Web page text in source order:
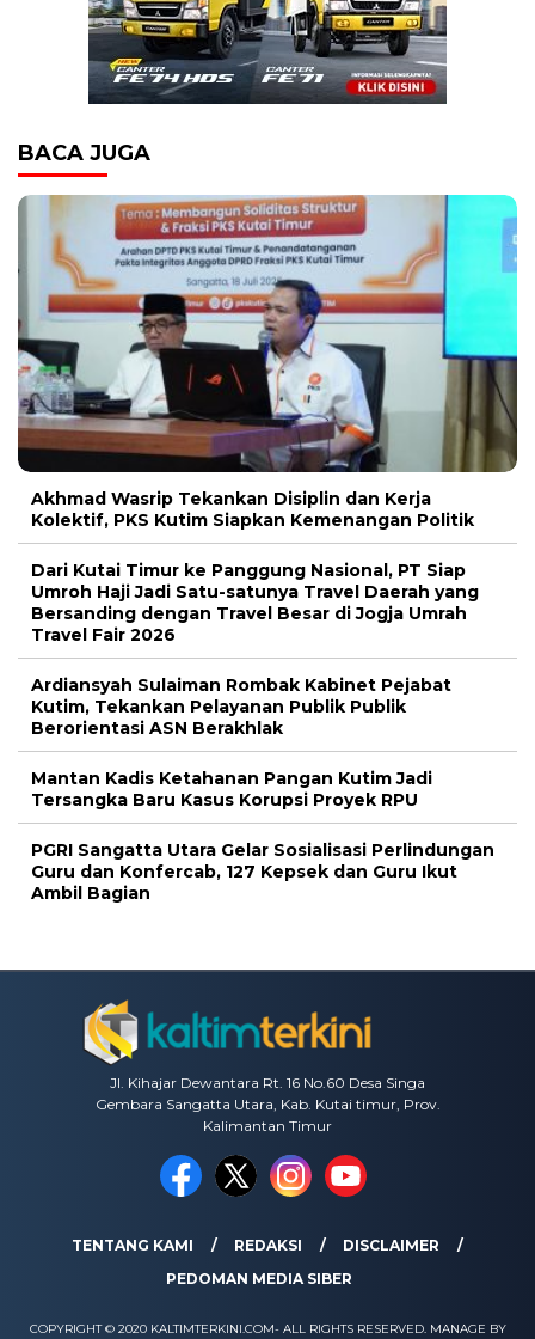
BACA JUGA
Akhmad Wasrip Tekankan Disiplin dan Kerja
Kolektif, PKS Kutim Siapkan Kemenangan Politik
Dari Kutai Timur ke Panggung Nasional, PT Siap
Umroh Haji Jadi Satu-satunya Travel Daerah yang
Bersanding dengan Travel Besar di Jogja Umrah
Travel Fair 2026
Ardiansyah Sulaiman Rombak Kabinet Pejabat
Kutim, Tekankan Pelayanan Publik Publik
Berorientasi ASN Berakhlak
Mantan Kadis Ketahanan Pangan Kutim Jadi
Tersangka Baru Kasus Korupsi Proyek RPU
PGRI Sangatta Utara Gelar Sosialisasi Perlindungan
Guru dan Konfercab, 127 Kepsek dan Guru Ikut
Ambil Bagian
Jl. Kihajar Dewantara Rt. 16 No.60 Desa Singa
Gembara Sangatta Utara, Kab. Kutai timur, Prov.
Kalimantan Timur
TENTANG KAMI REDAKSI
DISCLAIMER
PEDOMAN MEDIA SIBER
COPYRIGHT © 2020 KALTIMTERKINI.COM- ALL RIGHTS RESERVED. MANAGE BY